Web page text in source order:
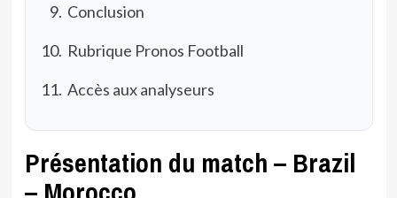
Conclusion
Rubrique Pronos Football
Accès aux analyseurs
Présentation du match – Brazil